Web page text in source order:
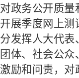
对政务公开质量
开展季度网上测
分发挥人大代表
团体、社会公
激励和问责，对